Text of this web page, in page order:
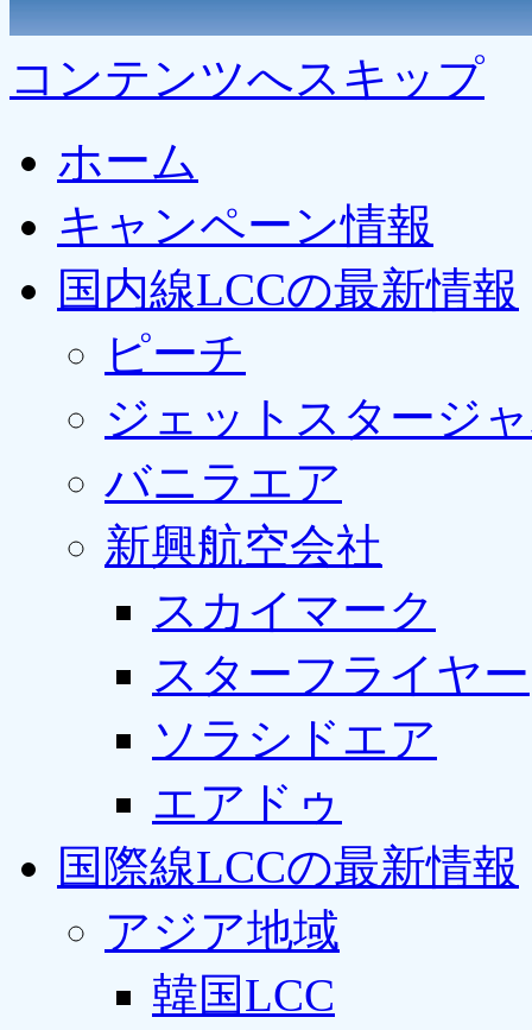
コンテンツへスキップ
ホーム
キャンペーン情報
国内線LCCの最新情報
ピーチ
ジェットスタージ
バニラエア
新興航空会社
スカイマーク
スターフライヤー
ソラシドエア
エアドゥ
国際線LCCの最新情報
アジア地域
韓国LCC